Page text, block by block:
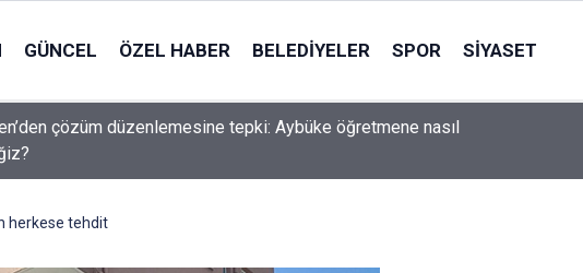
GÜNCEL ÖZEL HABER BELEDIYELER SPOR SIYASET
çözüm düzenlemesine tepki: Aybüke öğretmene nasıl
herkese tehdit